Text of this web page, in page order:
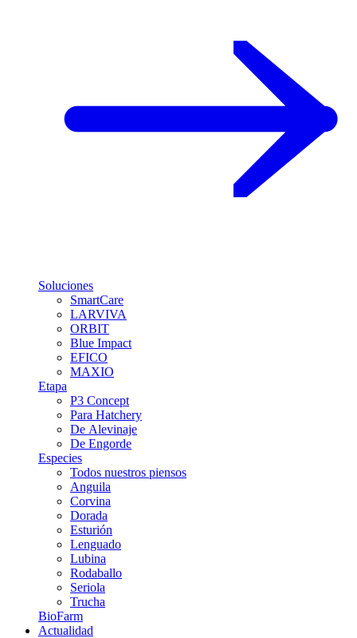
Soluciones
SmartCare
LARVIVA
ORBIT
Blue Impact
EFICO
MAXIO
Etapa
P3 Concept
Para Hatchery
De Alevinaje
De Engorde
Especies
Todos nuestros piensos
Anguila
Corvina
Dorada
Esturión
Lenguado
Lubina
Rodaballo
Seriola
Trucha
BioFarm
Actualidad